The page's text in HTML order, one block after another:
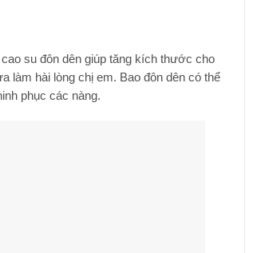
cao su đôn dên giúp tăng kích thước cho
làm hài lòng chị em. Bao đôn dên có thể
phục các nàng.